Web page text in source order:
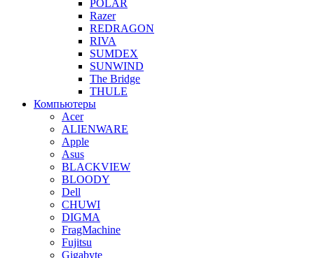
POLAR
Razer
REDRAGON
RIVA
SUMDEX
SUNWIND
The Bridge
THULE
Компьютеры
Acer
ALIENWARE
Apple
Asus
BLACKVIEW
BLOODY
Dell
CHUWI
DIGMA
FragMachine
Fujitsu
Gigabyte